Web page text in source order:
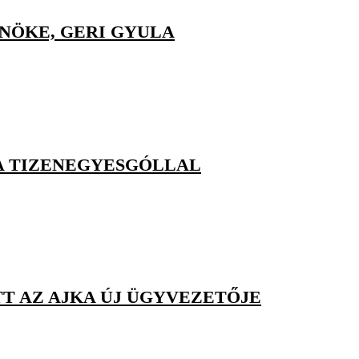
GERI GYULA
TIZENEGYESGÓLLAL
AZ AJKA ÚJ ÜGYVEZETŐJE